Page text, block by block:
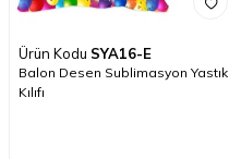
Ürün Kodu SYA16-E
Balon Desen Sublimasyon Yastık
Kılıfı